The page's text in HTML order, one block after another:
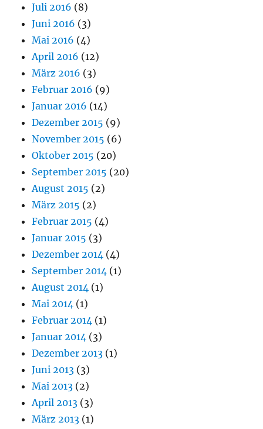
Juli 2016 (8)
Juni 2016 (3)
Mai 2016 (4)
April 2016 (12)
März 2016 (3)
Februar 2016 (9)
Januar 2016 (14)
Dezember 2015 (9)
November 2015 (6)
Oktober 2015 (20)
September 2015 (20)
August 2015 (2)
März 2015 (2)
Februar 2015 (4)
Januar 2015 (3)
Dezember 2014 (4)
September 2014 (1)
August 2014 (1)
Mai 2014 (1)
Februar 2014 (1)
Januar 2014 (3)
Dezember 2013 (1)
Juni 2013 (3)
Mai 2013 (2)
April 2013 (3)
März 2013 (1)